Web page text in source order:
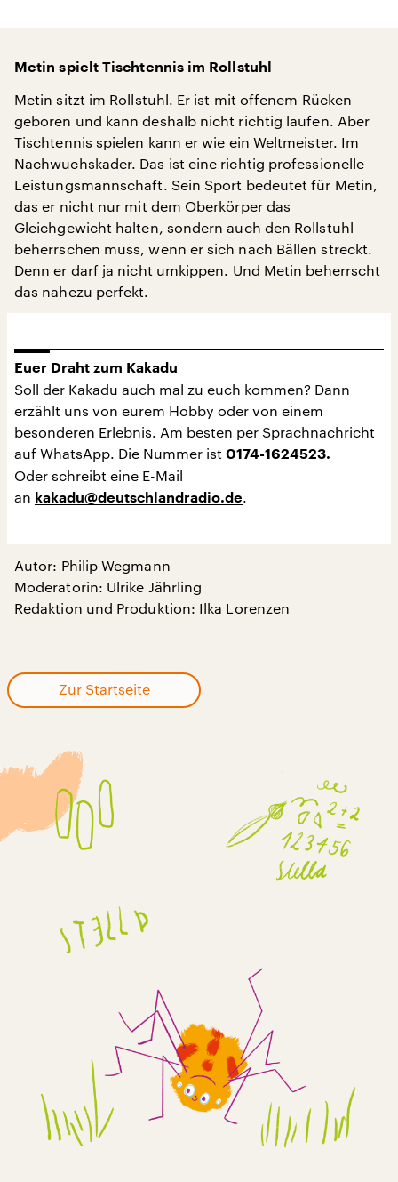
Metin spielt Tischtennis im Rollstuhl
Metin sitzt im Rollstuhl. Er ist mit offenem Rücken
geboren und kann deshalb nicht richtig laufen. Aber
Tischtennis spielen kann er wie ein Weltmeister. Im
Nachwuchskader. Das ist eine richtig professionelle
Leistungsmannschaft. Sein Sport bedeutet für Metin,
das er nicht nur mit dem Oberkörper das
Gleichgewicht halten, sondern auch den Rollstuhl
beherrschen muss, wenn er sich nach Bällen streckt.
Denn er darf ja nicht umkippen. Und Metin beherrscht
das nahezu perfekt.
Euer Draht zum Kakadu
Soll der Kakadu auch mal zu euch kommen? Dann
erzählt uns von eurem Hobby oder von einem
besonderen Erlebnis. Am besten per Sprachnachricht
auf WhatsApp. Die Nummer ist 0174-1624523.
Oder schreibt eine E-Mail
an kakadu@deutschlandradio.de
Autor: Philip Wegmann
Moderatorin: Ulrike Jährling
Redaktion und Produktion: Ilka Lorenzen
Zur Startseite